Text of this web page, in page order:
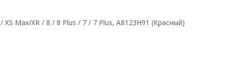
Max/XR / 8 / 8 Plus / 7 / 7 Plus, A8123H91 (Красный)